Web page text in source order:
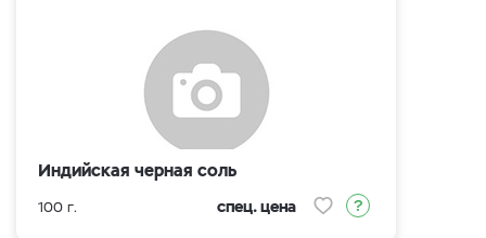
Индийская черная соль
100 г. спец. цена